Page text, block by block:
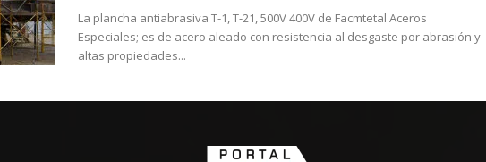
La plancha antiabrasiva T-1, T-21, 500V 400V de Facmtetal Aceros
Especiales; es de acero aleado con resistencia al desgaste por abrasión y
altas propiedades...